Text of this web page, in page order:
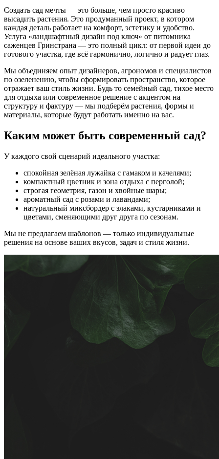
Создать сад мечты — это больше, чем просто красиво
высадить растения. Это продуманный проект, в котором
каждая деталь работает на комфорт, эстетику и удобство.
Услуга «ландшафтный дизайн под ключ» от питомника
саженцев Гринстрана — это полный цикл: от первой идеи до
готового участка, где всё гармонично, логично и радует глаз.
Мы объединяем опыт дизайнеров, агрономов и специалистов
по озеленению, чтобы сформировать пространство, которое
отражает ваш стиль жизни. Будь то семейный сад, тихое место
для отдыха или современное решение с акцентом на
структуру и фактуру — мы подберём растения, формы и
материалы, которые будут работать именно на вас.
Каким может быть современный сад?
У каждого свой сценарий идеального участка:
спокойная зелёная лужайка с гамаком и качелями;
компактный цветник и зона отдыха с перголой;
строгая геометрия, газон и хвойные шары;
ароматный сад с розами и лавандами;
натуральный миксбордер с злаками, кустарниками и
цветами, сменяющими друг друга по сезонам.
Мы не предлагаем шаблонов — только индивидуальные
решения на основе ваших вкусов, задач и стиля жизни.